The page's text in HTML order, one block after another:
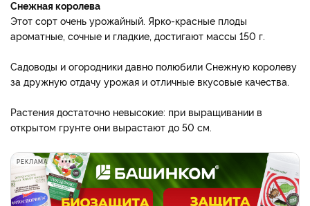
Снежная королева
Этот сорт очень урожайный. Ярко-красные плоды
ароматные, сочные и гладкие, достигают массы 150 г.
Садоводы и огородники давно полюбили Снежную королеву
за дружную отдачу урожая и отличные вкусовые качества.
Растения достаточно невысокие: при выращивании в
открытом грунте они вырастают до 50 см.
РЕКЛАМА